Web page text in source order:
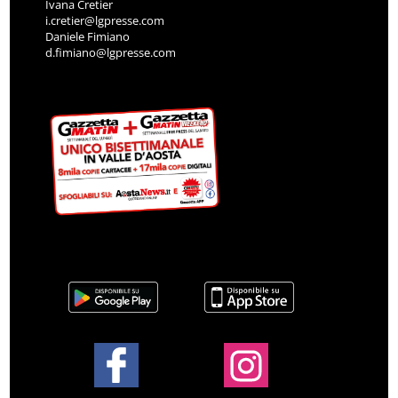
Ivana Cretier
i.cretier@lgpresse.com
Daniele Fimiano
d.fimiano@lgpresse.com